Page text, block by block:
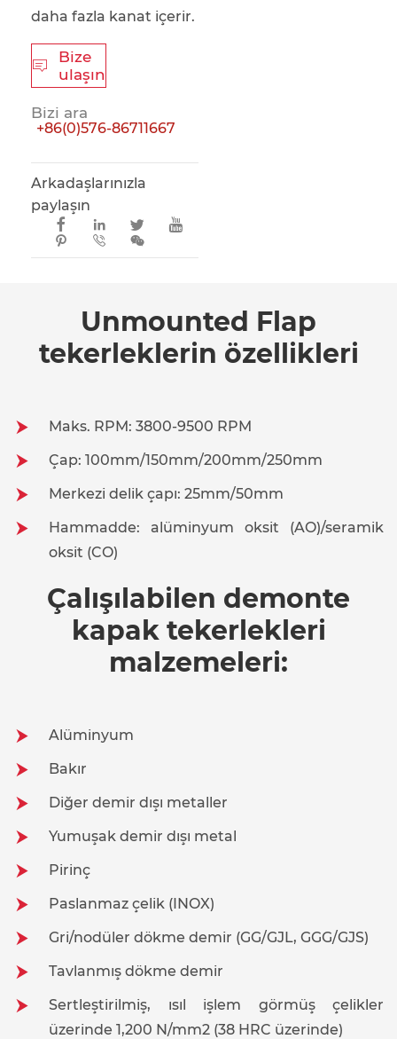
daha fazla kanat içerir.

Bize
ulaşın
Bizi ara
+86(0)576-86711667
Arkadaşlarınızla
paylaşın
  


 
Unmounted Flap
tekerleklerin özellikleri
Maks. RPM: 3800-9500 RPM
Çap: 100mm/150mm/200mm/250mm
Merkezi delik çapı: 25mm/50mm
Hammadde: alüminyum oksit (AO)/seramik
oksit (CO)
Çalışılabilen demonte
kapak tekerlekleri
malzemeleri:
Alüminyum
Bakır
Diğer demir dışı metaller
Yumuşak demir dışı metal
Pirinç
Paslanmaz çelik (INOX)
Gri/nodüler dökme demir (GG/GJL, GGG/GJS)
Tavlanmış dökme demir
Sertleştirilmiş, ısıl işlem görmüş çelikler
üzerinde 1,200 N/mm2 (38 HRC üzerinde)